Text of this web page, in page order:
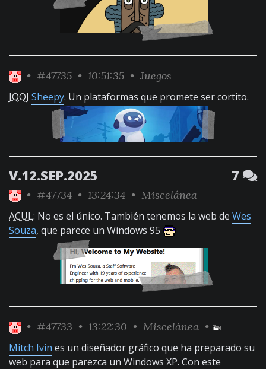
• #47735 • 10:51:35 • Juegos
JQQJ Sheepy. Un plataformas que promete ser cortito.
V.12.SEP.2025 7
• #47734 • 13:24:34 • Miscelánea
ACUL: No es el único. También tenemos la web de Wes
Souza, que parece un Windows 95
• #47733 • 13:22:30 • Miscelánea •
Mitch Ivin es un diseñador gráfico que ha preparado su
web para que parezca un Windows XP. Con este